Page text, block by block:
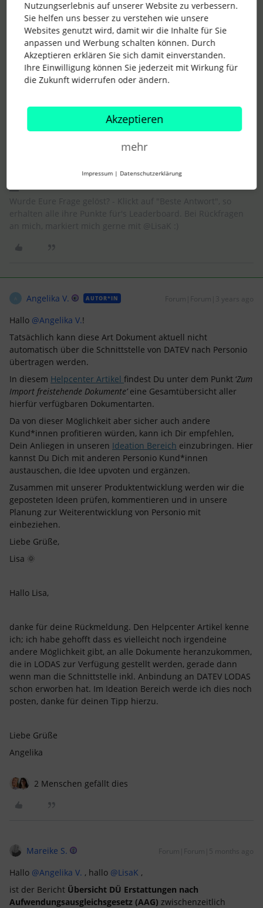
hierfür verfügbaren Dokumentarten.
Da von dieser Möglichkeit aber sicher auch andere
Kund*innen profitieren würden, kann ich Dir empfehlen,
Dein Anliegen in unserenIdeation Bereicheinzubringen. Hier
kannst Du Dich mit anderen Personio Kund*innen
austauschen, die Idee upvoten und ergänzen.
geposteten Ideen prüfen, kommentieren und in unsere
Planung zur Weiterentwicklung von Personio mit
einbeziehen.
A Angelika V. AUTOR*IN Forum|Forum|3 years ago
Hallo @Angelika V.!
Tatsächlich kann diese Art Dokument aktuell nicht
automatisch über die Schnittstelle von DATEV nach Personio
übertragen werden.
In diesem Helpcenter Artikel findest Du unter dem Punkt ‘Zum
Import freistehende Dokumente’eine Gesamtübersicht aller
hierfür verfügbaren Dokumentarten.
Da von dieser Möglichkeit aber sicher auch andere
Kund*innen profitieren würden, kann ich Dir empfehlen,
Dein Anliegen in unseren Ideation Bereich einzubringen. Hier
kannst Du Dich mit anderen Personio Kund*innen
austauschen, die Idee upvoten und ergänzen.
Zusammen mit unserer Produktentwicklung werden wir die
geposteten Ideen prüfen, kommentieren und in unsere
Planung zur Weiterentwicklung von Personio mit
einbeziehen.
Liebe Grüße,
Lisa 🌞
Hallo Lisa,
danke für deine Rückmeldung. Den Helpcenter Artikel kenne
ich; ich habe gehofft dass es vielleicht noch irgendeine
andere Möglichkeit gibt, an alle Dokumente heranzukommen,
die in LODAS zur Verfügung gestellt werden, gerade dann
wenn man die Schnittstelle inkl. Anbindung an DATEV LODAS
schon erworben hat. Im Ideation Bereich werde ich dies noch
posten, danke für deinen Tipp hierzu.
Liebe Grüße
Angelika
2 Menschen gefällt dies
Mareike S. Forum|Forum|5 months ago
Hallo ​ @Angelika V. , hallo ​ @LisaK ,
ist der Bericht Übersicht DÜ Erstattungen nach
Aufwendungsausgleichsgesetz (AAG) zwischenzeitlich
Nutzungserlebnis auf unserer Website zu verbessern.
Sie helfen uns besser zu verstehen wie unsere
Websites genutzt wird, damit wir die Inhalte für Sie
anpassen und Werbung schalten können. Durch
Akzeptieren erklären Sie sich damit einverstanden.
Ihre Einwilligung können Sie jederzeit mit Wirkung für
die Zukunft widerrufen oder ändern.
Akzeptieren
mehr
Impressum | Datenschutzerklärung